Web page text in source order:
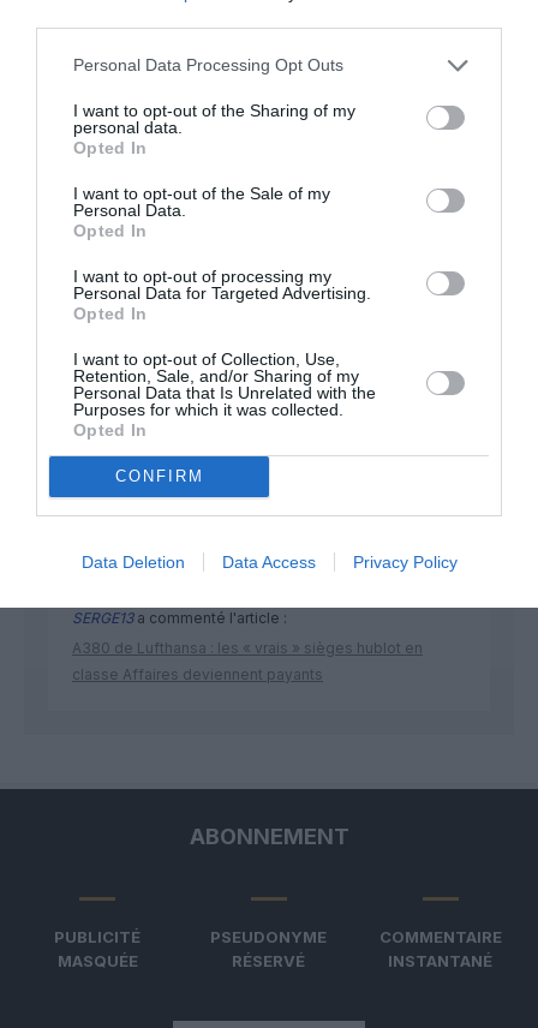
Personal Data Processing Opt Outs
I want to opt-out of the Sharing of my
personal data.
Opted In
I want to opt-out of the Sale of my
Personal Data.
Opted In
I want to opt-out of processing my
Personal Data for Targeted Advertising.
Opted In
I want to opt-out of Collection, Use,
Retention, Sale, and/or Sharing of my
Personal Data that Is Unrelated with the
Purposes for which it was collected.
Opted In
CONFIRM
Data Deletion Data Access Privacy Policy
Appel aux lecteurs !
Soutenez Air Journal participez
NOUS SOUTENIR
DERNIERS COMMENTAIRES
SERGE13a commenté l'article :
Pointe‑à‑Pitre – Panama City : Air France ouvre un pont
SERGE13a commenté l'article :
A380 de Lufthansa : les « vrais » sièges hublot en
classe Affaires deviennent payants
ABONNEMENT
PUBLICITÉ
MASQUÉE
PSEUDONYME
RÉSERVÉ
COMMENTAIRE
INSTANTANÉ